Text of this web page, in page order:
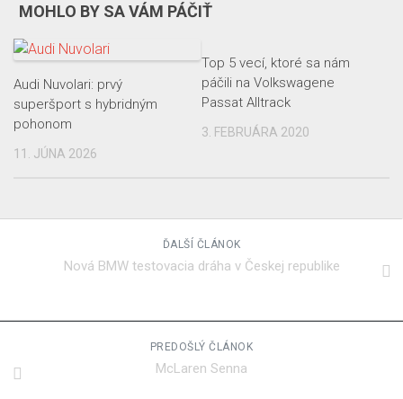
MOHLO BY SA VÁM PÁČIŤ
Audi Nuvolari: prvý
superšport s hybridným
pohonom
11. JÚNA 2026
Top 5 vecí, ktoré sa nám
páčili na Volkswagene
Passat Alltrack
3. FEBRUÁRA 2020
ĎALŠÍ ČLÁNOK
Nová BMW testovacia dráha v Českej republike
PREDOŠLÝ ČLÁNOK
McLaren Senna